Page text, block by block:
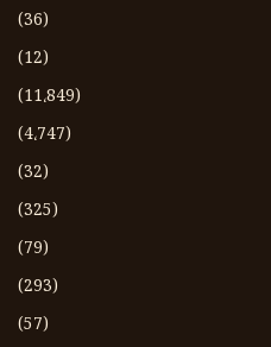
(36)
(12)
(11،849)
(4،747)
(32)
(325)
(79)
(293)
(57)